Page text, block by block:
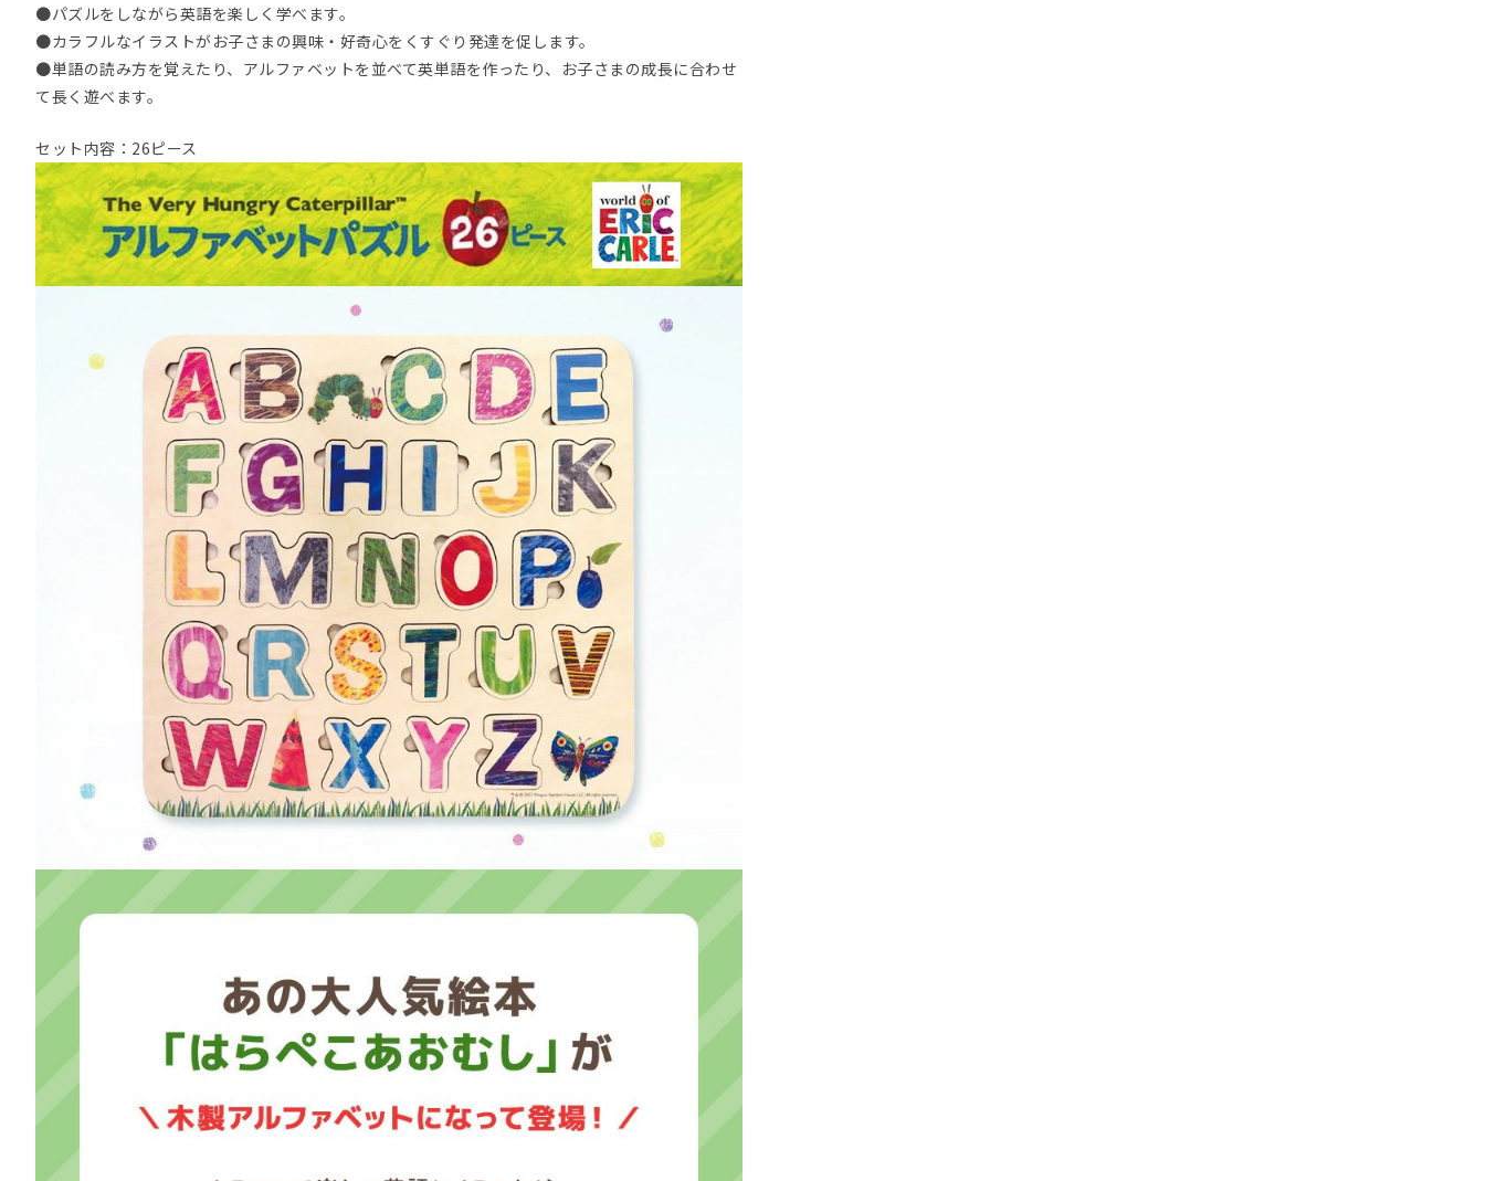
●パズルをしながら英語を楽しく学べます。
●カラフルなイラストがお子さまの興味・好奇心をくすぐり発達を促します。
●単語の読み方を覚えたり、アルファベットを並べて英単語を作ったり、お子さまの成長に合わせ
て長く遊べます。
セット内容：26ピース